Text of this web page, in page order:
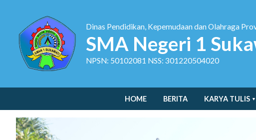
Dinas Pendidikan, Kepemudaan dan Olahraga
SMA Negeri 1
NPSN: 50102081 NSS: 301220504020
HOME BERITA KARYA TULIS